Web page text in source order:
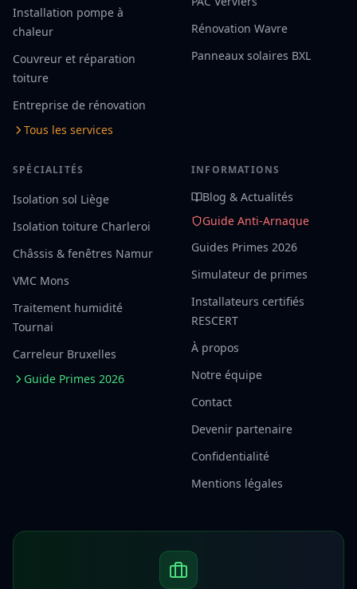
Installation pompe à
chaleur
Couvreur et réparation
toiture
Entreprise de rénovation
Tous les services
Rénovation Wavre
Panneaux solaires BXL
SPÉCIALITÉS
Isolation sol Liège
Isolation toiture Charleroi
Châssis & fenêtres Namur
VMC Mons
Traitement humidité
Tournai
Carreleur Bruxelles
Guide Primes 2026
INFORMATIONS
Blog & Actualités
Guide Anti-Arnaque
Guides Primes 2026
Simulateur de primes
Installateurs certifiés
RESCERT
À propos
Notre équipe
Contact
Devenir partenaire
Confidentialité
Mentions légales